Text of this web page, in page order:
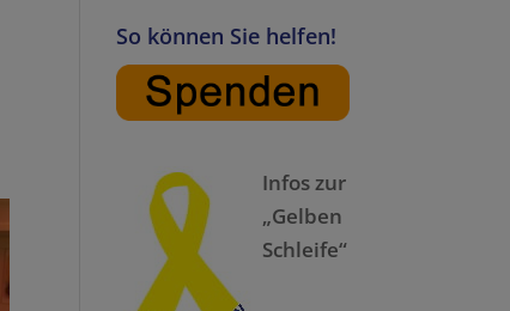
So können Sie helfen!
Infos zur
„Gelben
Schleife“